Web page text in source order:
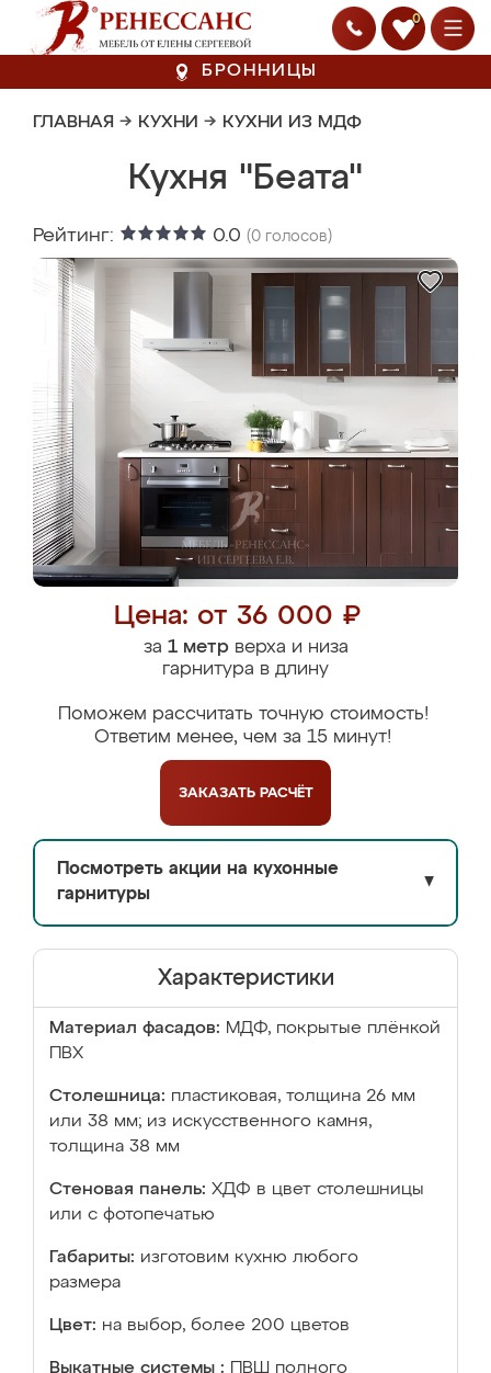
0
БРОННИЦЫ
ГЛАВНАЯ → КУХНИ → КУХНИ ИЗ МДФ
Кухня "Беата"
Рейтинг: 0.0 (0 голосов)
Цена: от 36 000 ₽
за 1 метрверха и низа
гарнитура в длину
Поможем рассчитать точную стоимость!
Ответим менее, чем за 15 минут!
ЗАКАЗАТЬ РАСЧЁТ
Посмотреть акции на кухонные
гарнитуры
▼
Характеристики
Материал фасадов: МДФ, покрытые плёнкой
ПВХ
Столешница: пластиковая, толщина 26 мм
или 38 мм; из искусственного камня,
толщина 38 мм
Стеновая панель: ХДФ в цвет столешницы
или с фотопечатью
Габариты: изготовим кухню любого
размера
Цвет: на выбор, более 200 цветов
Выкатные системы :
ПВШ полного